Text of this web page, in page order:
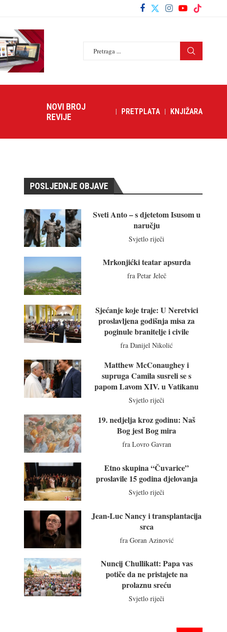
NOVI BROJ
REVIJE
PRETPLATA KNJIŽARA
POSLJEDNJE OBJAVE
Sveti Anto – s djetetom Isusom u
naručju
Svjetlo riječi
Mrkonjićki teatar apsurda
fra Petar Jeleč
Sjećanje koje traje: U Neretvici
proslavljena godišnja misa za
poginule branitelje i civile
fra Danijel Nikolić
Matthew McConaughey i
supruga Camila susreli se s
papom Lavom XIV. u Vatikanu
Svjetlo riječi
19. nedjelja kroz godinu: Naš
Bog jest Bog mira
fra Lovro Gavran
Etno skupina “Čuvarice”
proslavile 15 godina djelovanja
Svjetlo riječi
Jean-Luc Nancy i transplantacija
srca
fra Goran Azinović
Nuncij Chullikatt: Papa vas
potiče da ne pristajete na
prolaznu sreću
Svjetlo riječi